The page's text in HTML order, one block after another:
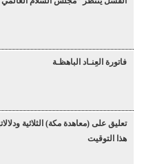
فاتورة العِنـاد الباهظـة
تعليق على (معاهدة مكة) الثلاثية
هذا التوقيت